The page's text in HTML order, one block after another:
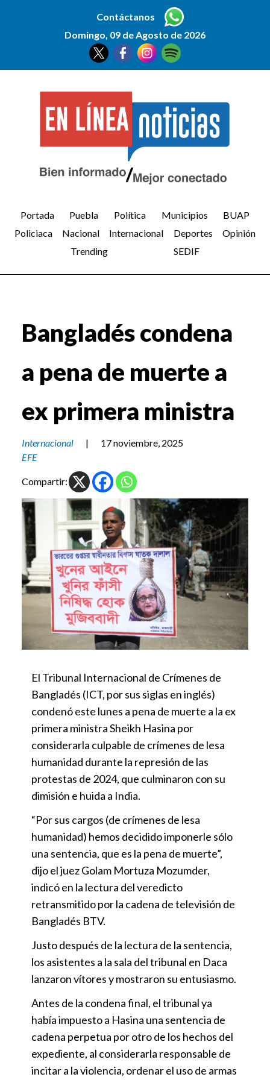
Contáctanos
Domingo, 09 de Agosto de 2026
Portada Puebla Política Municipios
BUAP
Policiaca
Nacional Internacional Deportes
Opinión
Trending
SEDIF
Bangladés condena
a pena de muerte a
ex primera ministra
Internacional |
17 noviembre, 2025
EFE
Compartir:
El Tribunal Internacional de Crímenes de
Bangladés (ICT, por sus siglas en inglés)
condenó este lunes a pena de muerte a la ex
primera ministra Sheikh Hasina por
considerarla culpable de crímenes de lesa
humanidad durante la represión de las
protestas de 2024, que culminaron con su
dimisión e huida a India.
“Por sus cargos (de crímenes de lesa
humanidad) hemos decidido imponerle sólo
una sentencia, que es la pena de muerte”,
dijo el juez Golam Mortuza Mozumder,
indicó en la lectura del veredicto
retransmitido por la cadena de televisión de
Bangladés BTV.
Justo después de la lectura de la sentencia,
los asistentes a la sala del tribunal en Daca
lanzaron vítores y mostraron su entusiasmo.
Antes de la condena final, el tribunal ya
había impuesto a Hasina una sentencia de
cadena perpetua por otro de los hechos del
expediente, al considerarla responsable de
incitar a la violencia, ordenar el uso de armas